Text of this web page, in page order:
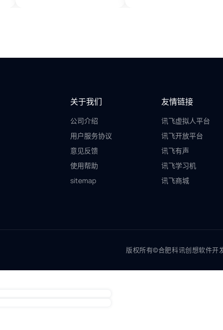
关于我们
公司介绍
用户服务协议
意见反馈
使用帮助
sitemap
友情链接
讯飞虚拟人平台
讯飞开放平台
讯飞有声
讯飞学习机
讯飞商城
版权所有©合肥科讯创想软件开